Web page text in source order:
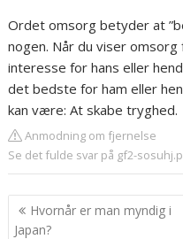
Ordet omsorg betyder at
nogen. Når du viser
interesse for hans eller
det bedste for ham eller
kan være: At skabe tryghed.
Anmodning om fjernelse
Se det fulde svar på gf2-
Indlægsnavigation
Hvornår er man myndig i
Japan?